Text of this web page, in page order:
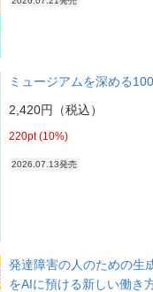
ミュージアムを深める
2,420円（税込）
220pt (10%)
2026.07.13発売
発達障害の人のための生
をAIに預ける新しい働き